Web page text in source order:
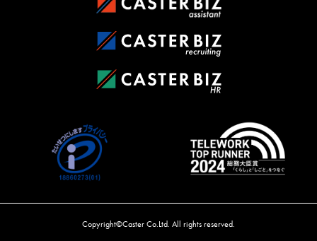
Copyright©Caster Co.Ltd. All rights reserved.